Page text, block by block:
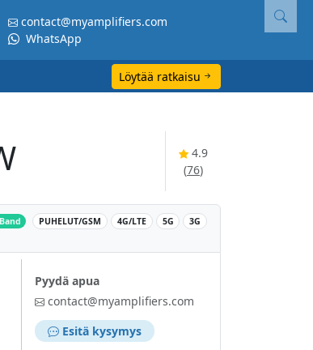
contact@myamplifiers.com
WhatsApp
Löytää ratkaisu
4.9
(76)
‌ PUHELUT/GSM 4G/LTE 5G 3G
Pyydä apua
contact@myamplifiers.com
Esitä kysymys